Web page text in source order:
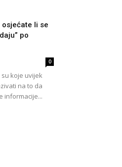
osjećate li se
po
0
koje uvijek
​​na to da
informacije...